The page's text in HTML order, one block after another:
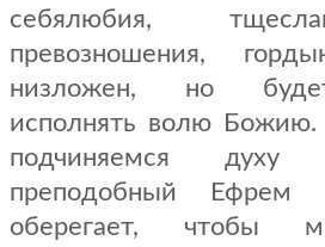
себялюбия,
превозношения,
низложен, но
исполнять волю
подчиняемся
преподобный Ефрем
оберегает, чтобы